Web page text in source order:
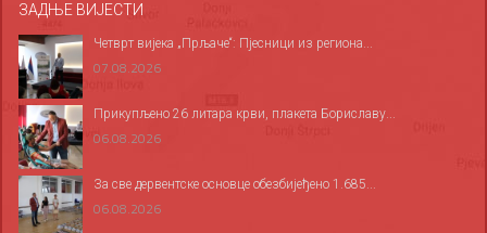
ЗАДЊЕ ВИЈЕСТИ
Четврт вијека „Прљаче“: Пјесници из региона...
07.08.2026
Прикупљено 26 литара крви, плакета Бориславу...
06.08.2026
За све дервентске основце обезбијеђено 1.685...
06.08.2026